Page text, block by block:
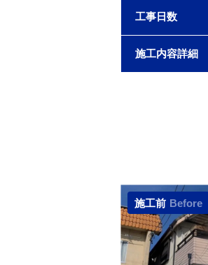
工事日数
施工内容詳細
施工前 Before